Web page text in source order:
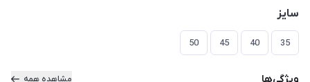
سایز
35
40
45
50
مشاهده همه